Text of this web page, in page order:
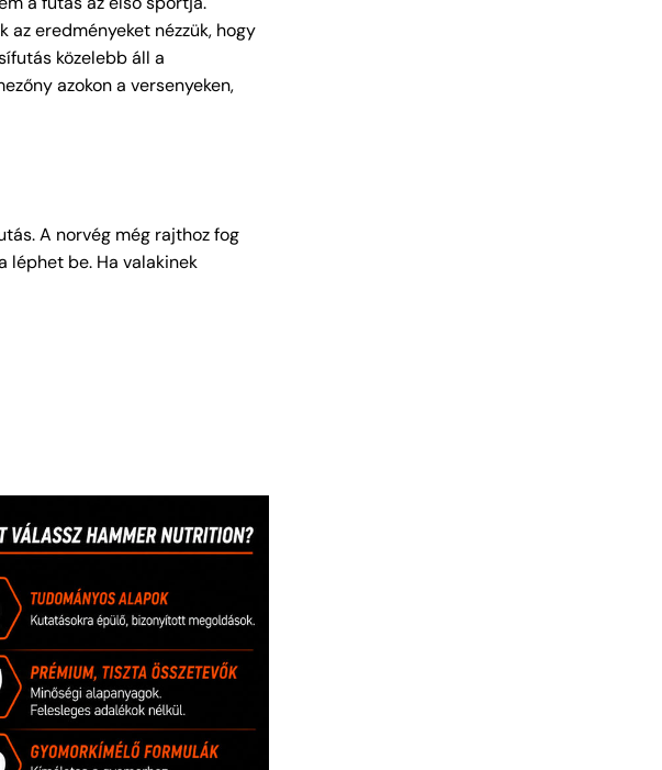
az eredményeket nézzük, hogy
közelebb áll a
azokon a versenyeken,
A norvég még rajthoz fog
léphet be. Ha valakinek